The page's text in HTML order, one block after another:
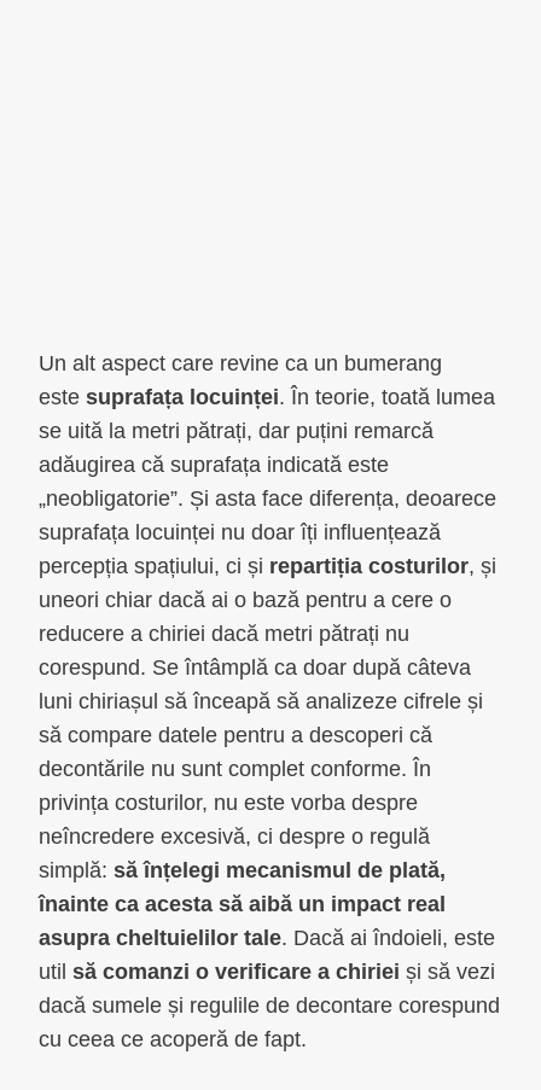
Un alt aspect care revine ca un bumerang
este suprafața locuinței. În teorie, toată lumea
se uită la metri pătrați, dar puțini remarcă
adăugirea că suprafața indicată este
„neobligatorie”. Și asta face diferența, deoarece
suprafața locuinței nu doar îți influențează
percepția spațiului, ci și repartiția costurilor, și
uneori chiar dacă ai o bază pentru a cere o
reducere a chiriei dacă metri pătrați nu
corespund. Se întâmplă ca doar după câteva
luni chiriașul să înceapă să analizeze cifrele și
să compare datele pentru a descoperi că
decontările nu sunt complet conforme. În
privința costurilor, nu este vorba despre
neîncredere excesivă, ci despre o regulă
simplă: să înțelegi mecanismul de plată,
înainte ca acesta să aibă un impact real
asupra cheltuielilor tale. Dacă ai îndoieli, este
util să comanzi o verificare a chiriei și să vezi
dacă sumele și regulile de decontare corespund
cu ceea ce acoperă de fapt.